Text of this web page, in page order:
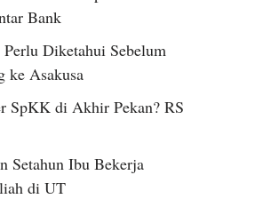
Bank
Diketahui Sebelum
ke Asakusa
SpKK di Akhir Pekan? RS
Setahun Ibu Bekerja
di UT